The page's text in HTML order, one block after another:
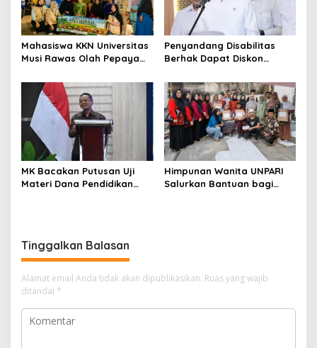
Mahasiswa KKN Universitas
Musi Rawas Olah Pepaya
Jual Tinggi, Dorong UMKM
Desa Air Satan
Penyandang Disabilitas
Berhak Dapat Diskon
Biaya Sekolah dan Kuliah
MK Bacakan Putusan Uji
Materi Dana Pendidikan
Himpunan Wanita UNPARI
Salurkan Bantuan bagi
Tinggalkan Balasan
Alamat email Anda tidak akan dipublikasikan. Ruas yang wajib
ditandai *